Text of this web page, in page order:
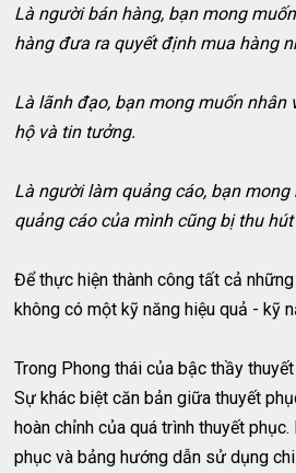
Là người bán hàng, bạn mong
hàng đưa ra quyết định mua hàng
Là lãnh đạo, bạn mong muốn nhân
hộ và tin tưởng.
Là người làm quảng cáo, bạn
quảng cáo của mình cũng bị thu
Để thực hiện thành công tất cả
không có một kỹ năng hiệu quả - kỹ
Trong Phong thái của bậc thầy
Sự khác biệt căn bản giữa thuyết
hoàn chỉnh của quá trình thuyết
phục và bảng hướng dẫn sử dụng